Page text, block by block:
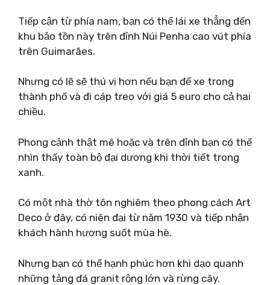
Tiếp cận từ phía nam, bạn có thể lái xe thẳng đến
khu bảo tồn này trên đỉnh Núi Penha cao vút phía
trên Guimarães.
Nhưng có lẽ sẽ thú vị hơn nếu bạn để xe trong
thành phố và đi cáp treo với giá 5 euro cho cả hai
chiều.
Phong cảnh thật mê hoặc và trên đỉnh bạn có thể
nhìn thấy toàn bộ đại dương khi thời tiết trong
xanh.
Có một nhà thờ tôn nghiêm theo phong cách Art
Deco ở đây, có niên đại từ năm 1930 và tiếp nhận
khách hành hương suốt mùa hè.
Nhưng bạn có thể hạnh phúc hơn khi dạo quanh
những tảng đá granit rộng lớn và rừng cây.